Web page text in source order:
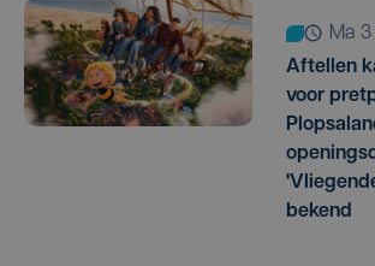
ma
Aftellen
voor
bekend